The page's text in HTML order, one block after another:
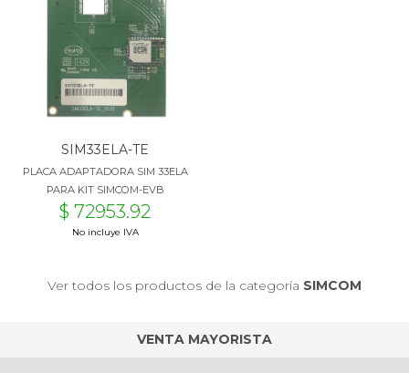
SIM33ELA-TE
PLACA ADAPTADORA SIM 33ELA
PARA KIT SIMCOM-EVB
$ 72953.92
No incluye IVA
Ver todos los productos de la categoría SIMCOM
VENTA MAYORISTA